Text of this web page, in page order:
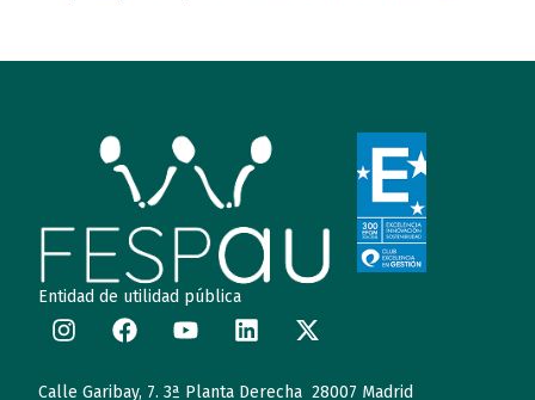
Entidad de utilidad pública
Calle Garibay, 7. 3ª Planta Derecha 28007 Madrid